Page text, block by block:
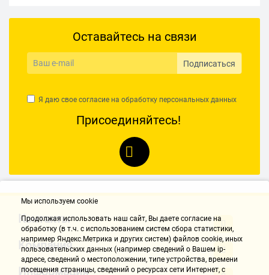
Оставайтесь на связи
Подписаться
Я даю свое согласие на обработку персональных данных
Присоединяйтесь!
Контакты
Компания
Информация
Мы используем cookie
Продолжая использовать наш cайт, Вы даете согласие на
обработку (в т.ч. с использованием систем сбора статистики,
например Яндекс.Метрика и других систем) файлов cookie, иных
пользовательских данных (например сведений о Вашем ip-
адресе, сведений о местоположении, типе устройства, времени
посещения страницы, сведений о ресурсах сети Интернет, с